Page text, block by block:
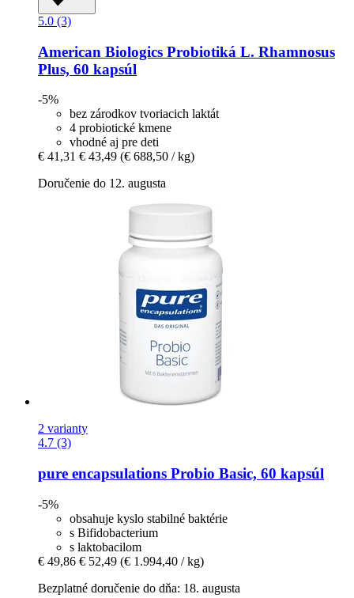
5.0 (3)
American Biologics Probiotiká L. Rhamnosus
Plus, 60 kapsúl
-5%
bez zárodkov tvoriacich laktát
4 probiotické kmene
vhodné aj pre deti
€ 41,31 € 43,49 (€ 688,50 / kg)
Doručenie do 12. augusta
2 varianty
4.7 (3)
pure encapsulations Probio Basic, 60 kapsúl
-5%
obsahuje kyslo stabilné baktérie
s Bifidobacterium
s laktobacilom
€ 49,86 € 52,49 (€ 1.994,40 / kg)
Bezplatné doručenie do dňa: 18. augusta